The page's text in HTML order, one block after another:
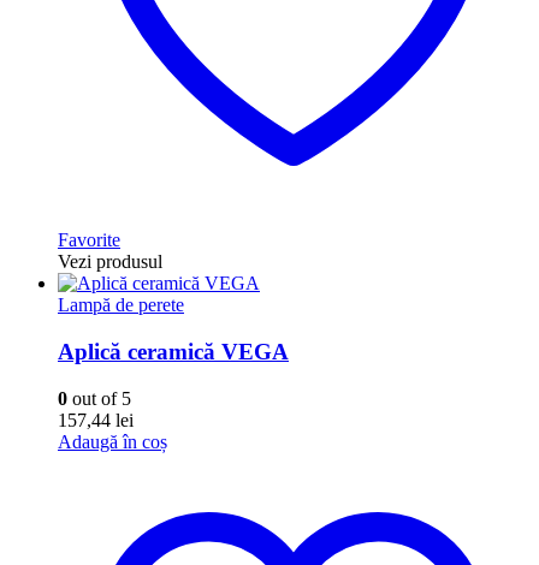
Favorite
Vezi produsul
Lampă de perete
Aplică ceramică VEGA
0 out of 5
157,44 lei
Adaugă în coș